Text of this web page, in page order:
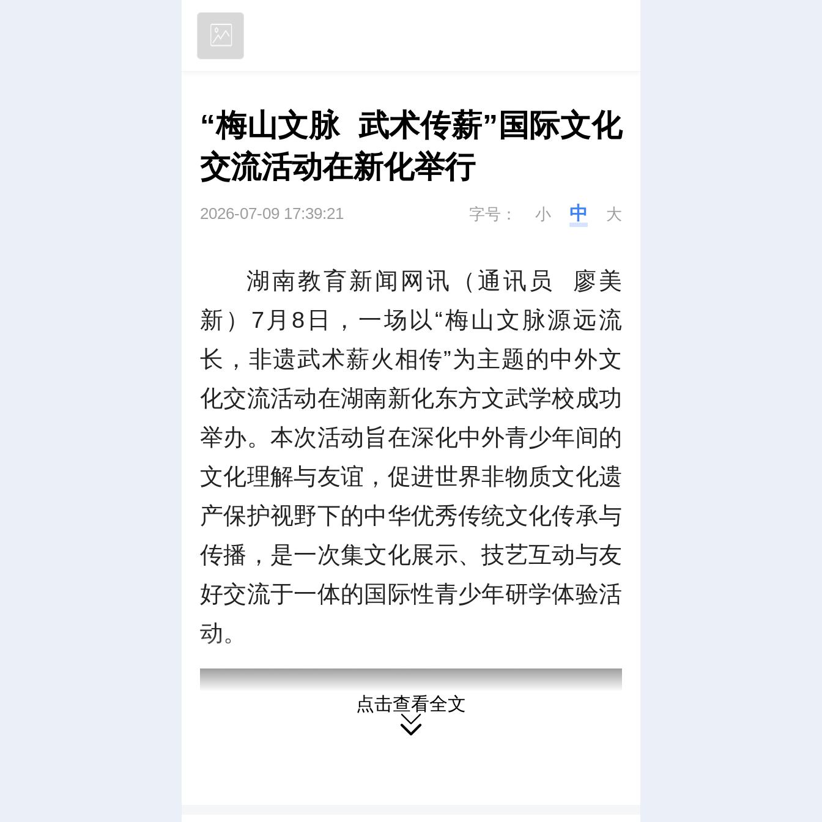
“梅山文脉  武术传薪”国际文化
交流活动在新化举行
2026-07-09 17:39:21 字号： 小 中 大
湖南教育新闻网讯（通讯员 廖美
新）7月8日，一场以“梅山文脉源远流
长，非遗武术薪火相传”为主题的中外文
化交流活动在湖南新化东方文武学校成功
举办。本次活动旨在深化中外青少年间的
文化理解与友谊，促进世界非物质文化遗
产保护视野下的中华优秀传统文化传承与
传播，是一次集文化展示、技艺互动与友
好交流于一体的国际性青少年研学体验活
动。
点击查看全文
